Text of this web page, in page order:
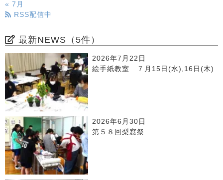
« 7月
RSS配信中
最新NEWS（5件）
2026年7月22日
絵手紙教室 ７月15日(水),16日(木)
2026年6月30日
第５８回梨窓祭